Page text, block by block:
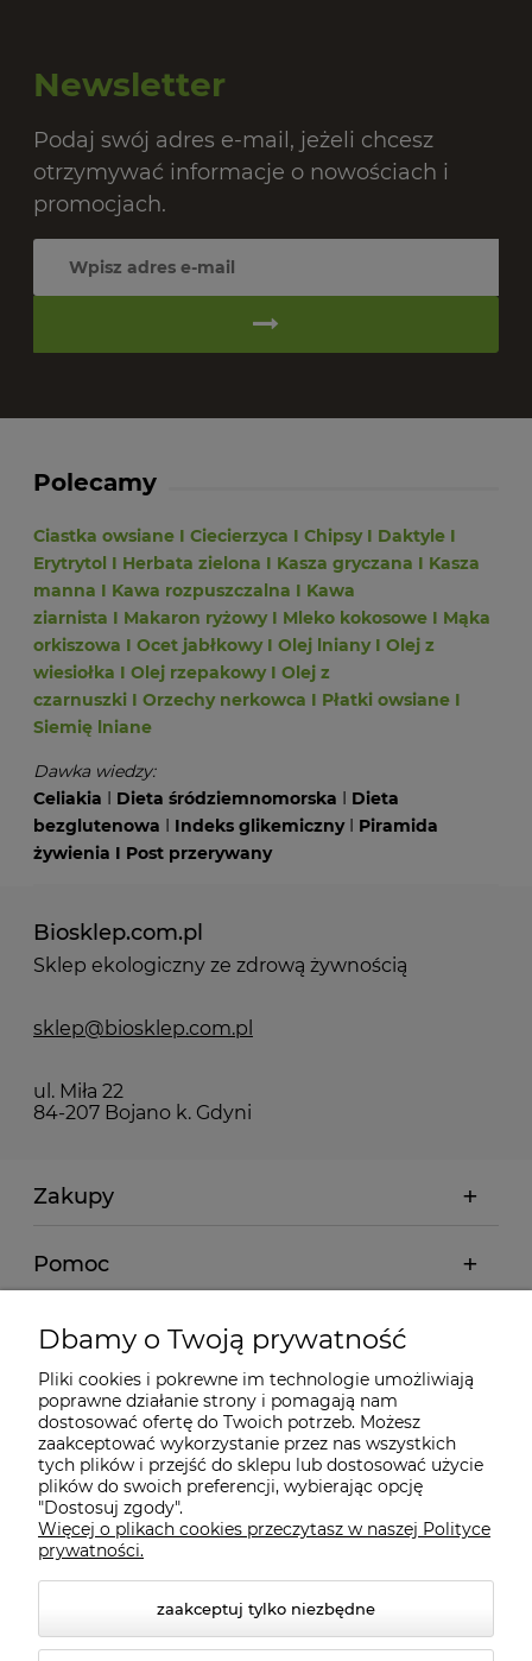
Newsletter
Podaj swój adres e-mail, jeżeli chcesz
otrzymywać informacje o nowościach i
promocjach.
Polecamy
Ciastka owsiane I Ciecierzyca I ChipsyI Daktyle I
Erytrytol I Herbata zielona I Kasza gryczana I Kasza
manna I Kawa rozpuszczalna I Kawa
ziarnista I Makaron ryżowyI Mleko kokosowe I Mąka
orkiszowa I Ocet jabłkowyI Olej lnianyI Olej z
wiesiołka I Olej rzepakowyI Olej z
czarnuszki I Orzechy nerkowca I Płatki owsiane I
Siemię lniane
Dawka wiedzy:
Celiakia I Dieta śródziemnomorska I Dieta
bezglutenowa I Indeks glikemicznyI Piramida
żywienia I Post przerywany
Biosklep.com.pl
Sklep ekologiczny ze zdrową żywnością
sklep@biosklep.com.pl
ul. Miła 22
84-207 Bojano k. Gdyni
Zakupy
Pomoc
Moje konto
Informacje
O nas
Kontakt
Dbamy o Twoją prywatność
Pliki cookies i pokrewne im technologie umożliwiają
poprawne działanie strony i pomagają nam
dostosować ofertę do Twoich potrzeb. Możesz
zaakceptować wykorzystanie przez nas wszystkich
tych plików i przejść do sklepu lub dostosować użycie
plików do swoich preferencji, wybierając opcję
"Dostosuj zgody".
Więcej o plikach cookies przeczytasz w naszej Polityce
prywatności.
zaakceptuj tylko niezbędne